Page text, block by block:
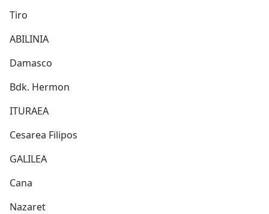
Tiro
ABILINIA
Damasco
Bdk. Hermon
ITURAEA
Cesarea Filipos
GALILEA
Cana
Nazaret